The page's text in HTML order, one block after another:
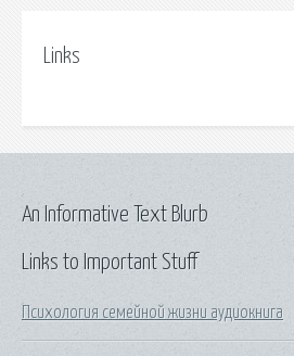
Links
Links to Important Stuff
Психология семейной жизни аудиокнига
An Informative Text Blurb